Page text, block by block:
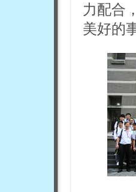
力配合
美好的